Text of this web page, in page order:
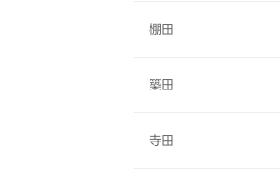
棚田
築田
寺田